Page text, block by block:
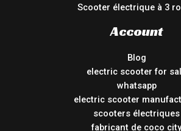
Scooter électrique à 3
Account
Blog
electric scooter for
whatsapp
electric scooter
scooters électriques
fabricant de coco city